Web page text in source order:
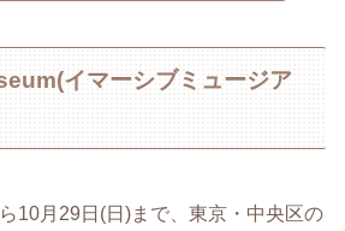
イマーシブミュージア
10月29日(日)まで、東京・中央区の